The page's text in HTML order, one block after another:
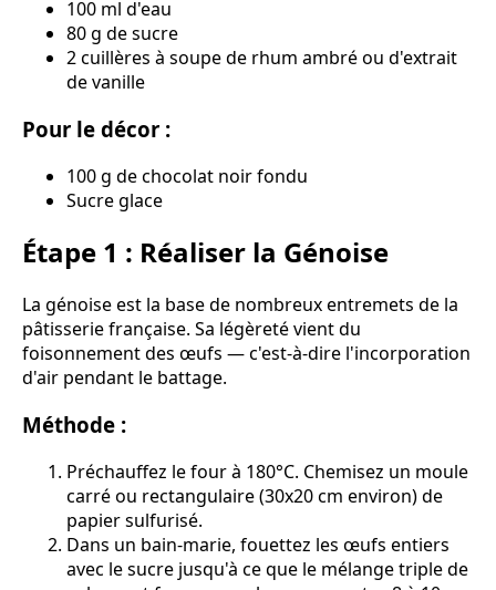
100 ml d'eau
80 g de sucre
2 cuillères à soupe de rhum ambré ou d'extrait
de vanille
Pour le décor :
100 g de chocolat noir fondu
Sucre glace
Étape 1 : Réaliser la Génoise
La génoise est la base de nombreux entremets de la
pâtisserie française. Sa légèreté vient du
foisonnement des œufs — c'est-à-dire l'incorporation
d'air pendant le battage.
Méthode :
Préchauffez le four à 180°C. Chemisez un moule
carré ou rectangulaire (30x20 cm environ) de
papier sulfurisé.
Dans un bain-marie, fouettez les œufs entiers
avec le sucre jusqu'à ce que le mélange triple de